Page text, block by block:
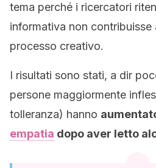
tema perché i ricercatori
informativa non contribuisse
processo creativo.
I risultati sono stati, a dir
persone maggiormente
tolleranza) hanno
empatia dopo aver letto